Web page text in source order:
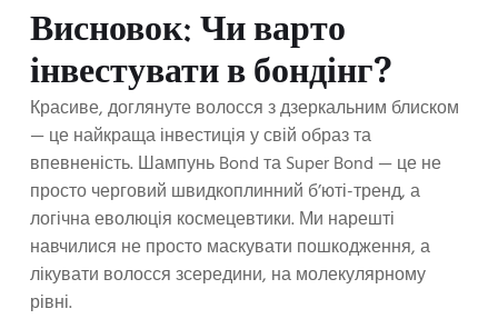
Висновок: Чи варто
інвестувати в бондінг?
Красиве, доглянуте волосся з дзеркальним блиском
— це найкраща інвестиція у свій образ та
впевненість. Шампунь Bond та Super Bond — це не
просто черговий швидкоплинний б’юті-тренд, а
логічна еволюція космецевтики. Ми нарешті
навчилися не просто маскувати пошкодження, а
лікувати волосся зсередини, на молекулярному
рівні.